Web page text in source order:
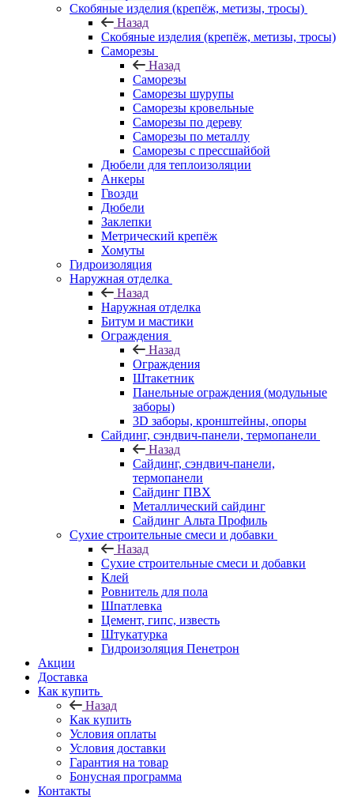
Скобяные изделия (крепёж, метизы, тросы)
Назад
Скобяные изделия (крепёж, метизы, тросы)
Саморезы
Назад
Саморезы
Саморезы шурупы
Саморезы кровельные
Саморезы по дереву
Саморезы по металлу
Саморезы с прессшайбой
Дюбели для теплоизоляции
Анкеры
Гвозди
Дюбели
Заклепки
Метрический крепёж
Хомуты
Гидроизоляция
Наружная отделка
Назад
Наружная отделка
Битум и мастики
Ограждения
Назад
Ограждения
Штакетник
Панельные ограждения (модульные
заборы)
3D заборы, кронштейны, опоры
Cайдинг, сэндвич-панели, термопанели
Назад
Cайдинг, сэндвич-панели,
термопанели
Сайдинг ПВХ
Металлический сайдинг
Сайдинг Альта Профиль
Сухие строительные смеси и добавки
Назад
Сухие строительные смеси и добавки
Клей
Ровнитель для пола
Шпатлевка
Цемент, гипс, известь
Штукатурка
Гидроизоляция Пенетрон
Акции
Доставка
Как купить
Назад
Как купить
Условия оплаты
Условия доставки
Гарантия на товар
Бонусная программа
Контакты